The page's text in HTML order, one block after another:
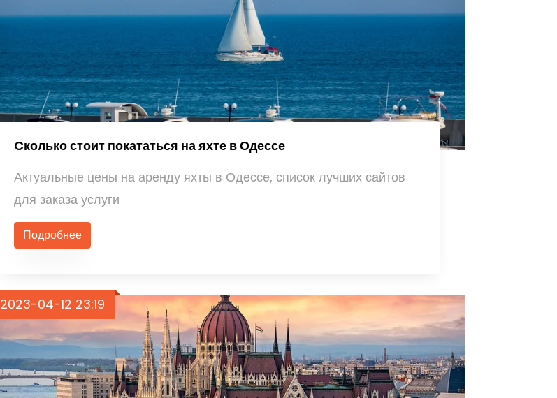
Cколько стоит покататься на яхте в Одессе
Актуальные цены на аренду яхты в Одессе, список лучших сайтов
для заказа услуги
Подробнее
2023-04-12 23:19